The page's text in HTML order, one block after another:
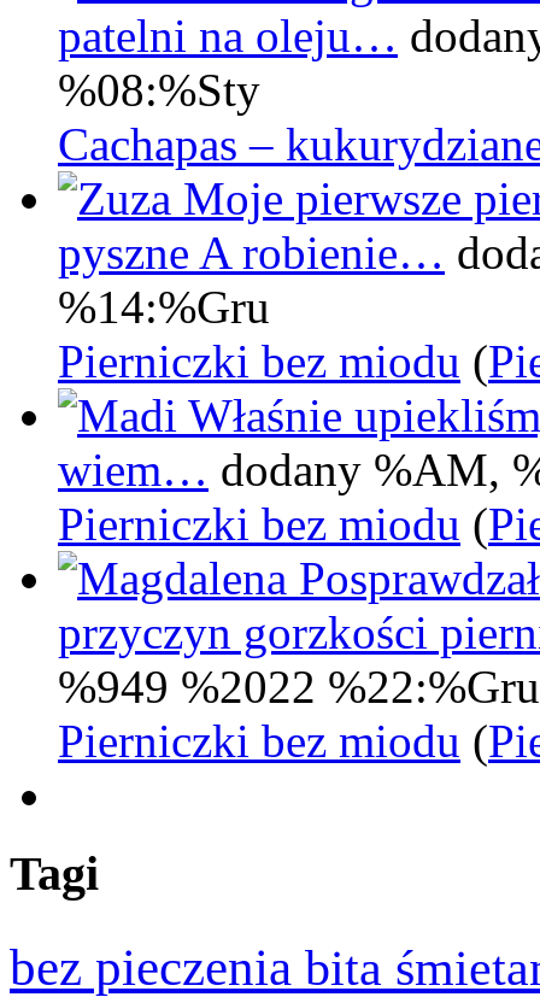
patelni na oleju…
%08:%Sty
Cachapas –
Moje pierwsze
pyszne A robienie…
%14:%Gru
Pierniczki bez miodu (
Właśnie
wiem… dodany %AM,
Pierniczki bez miodu (
przyczyn gorzkości
%949 %2022 %22:%Gru
Pierniczki bez miodu (
Tagi
bez pieczenia bita